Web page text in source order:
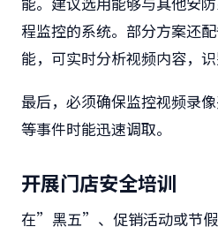
程监控的系统。部分方案还
能，可实时分析视频内容，识
最后，必须确保监控视频录
等事件时能迅速调取。
开展门店安全培训
在”黑五”、促销活动或节